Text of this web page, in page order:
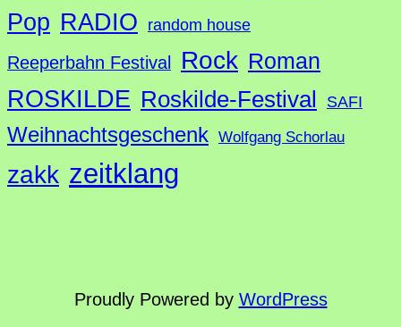
Pop RADIO random house
Reeperbahn Festival Rock Roman
ROSKILDE Roskilde-Festival SAFI
Weihnachtsgeschenk Wolfgang Schorlau
zakk zeitklang
Proudly Powered by WordPress